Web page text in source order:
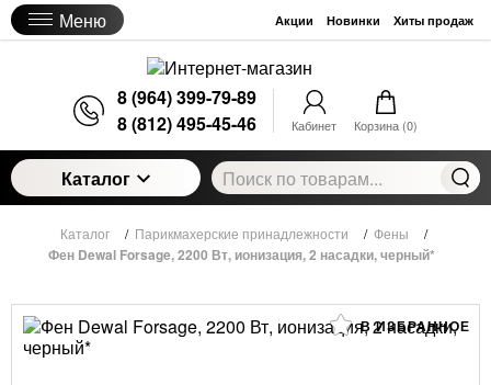
Меню Акции Новинки Хиты продаж
8 (964) 399-79-89
8 (812) 495-45-46
Кабинет Корзина (0)
Каталог
Каталог / Парикмахерские принадлежности / Фены /
Фен Dewal Forsage, 2200 Вт, ионизация, 2 насадки, черный*
В ИЗБРАННОЕ